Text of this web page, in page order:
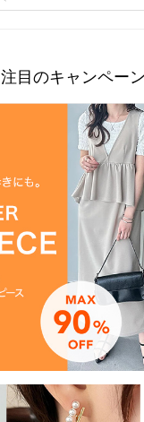
注目のキャンペーン